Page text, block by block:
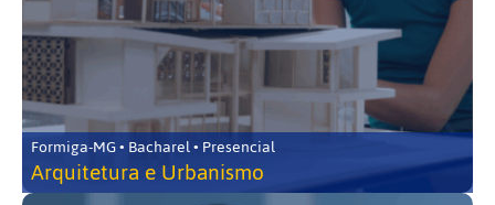
Formiga-MG • Bacharel • Presencial
Arquitetura e Urbanismo